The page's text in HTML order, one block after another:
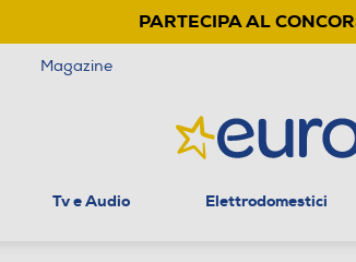
PARTECIPA AL
Magazine
Tv e Audio Elettrodomestici